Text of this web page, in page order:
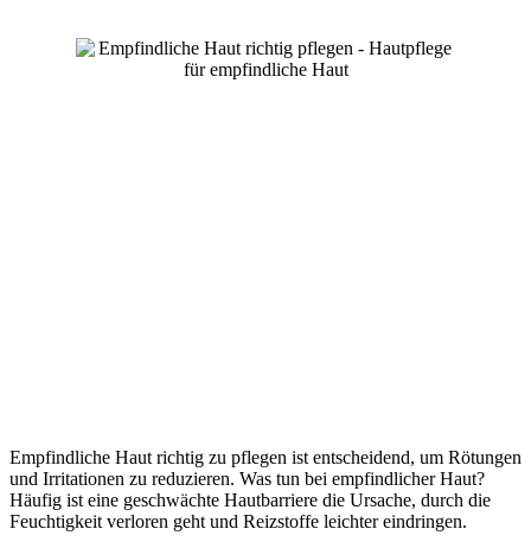
Empfindliche Haut richtig zu pflegen ist entscheidend, um Rötungen
und Irritationen zu reduzieren. Was tun bei empfindlicher Haut?
Häufig ist eine geschwächte Hautbarriere die Ursache, durch die
Feuchtigkeit verloren geht und Reizstoffe leichter eindringen.